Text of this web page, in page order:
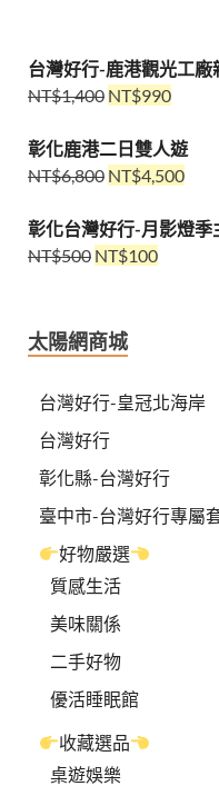
台灣好行-鹿港觀光工廠
NT$1,400 NT$990
彰化鹿港二日雙人遊
NT$6,800 NT$4,500
彰化台灣好行-月影燈季
NT$500 NT$100
太陽網商城
台灣好行-皇冠北海岸
台灣好行
彰化縣-台灣好行
臺中市-台灣好行專屬
好物嚴選
質感生活
美味關係
二手好物
優活睡眠館
收藏選品
桌遊娛樂